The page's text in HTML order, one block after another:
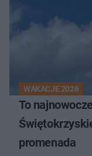
WAKACJE 2026
To
promenada